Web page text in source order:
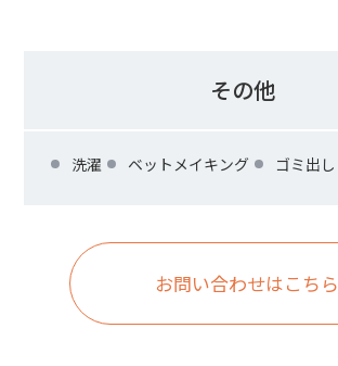
その他
洗濯 ベットメイキング ゴミ出し
お問い合わせはこちら